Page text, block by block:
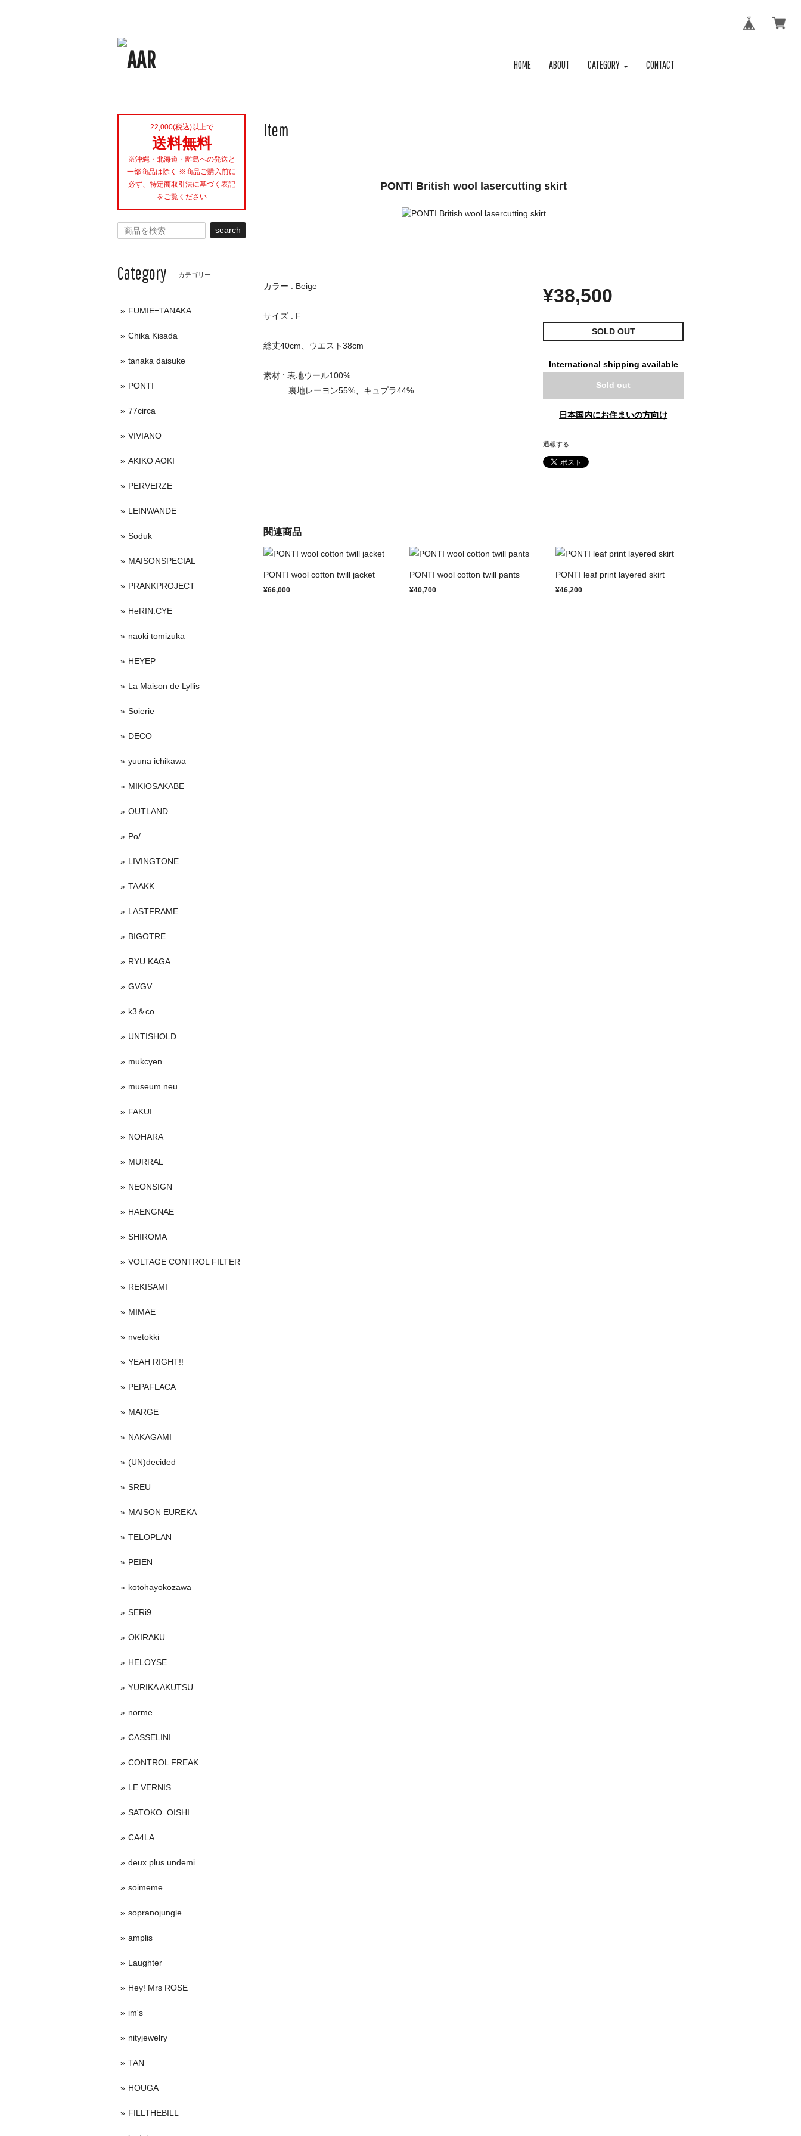
HOME ABOUT CATEGORY CONTACT
Item
PONTI British wool lasercutting skirt
カラー : Beige
サイズ : F
総丈40cm、ウエスト38cm
素材 : 表地ウール100%
裏地レーヨン55%、キュプラ44%
¥38,500
SOLD OUT
International shipping available
Sold out
日本国内にお住まいの方向け
通報する
関連商品
PONTI wool cotton twill jacket
¥66,000
PONTI wool cotton twill pants
¥40,700
PONTI leaf print layered skirt
¥46,200
22,000(税込)以上で
送料無料
※沖縄・北海道・離島への発送と
一部商品は除く ※商品ご購入前に
必ず、特定商取引法に基づく表記
をご覧ください
search
Category カテゴリー
FUMIE=TANAKA
Chika Kisada
tanaka daisuke
PONTI
77circa
VIVIANO
AKIKO AOKI
PERVERZE
LEINWANDE
Soduk
MAISONSPECIAL
PRANKPROJECT
HeRIN.CYE
naoki tomizuka
HEYEP
La Maison de Lyllis
Soierie
DECO
yuuna ichikawa
MIKIOSAKABE
OUTLAND
Po/
LIVINGTONE
TAAKK
LASTFRAME
BIGOTRE
RYU KAGA
GVGV
k3＆co.
UNTISHOLD
mukcyen
museum neu
FAKUI
NOHARA
MURRAL
NEONSIGN
HAENGNAE
SHIROMA
VOLTAGE CONTROL FILTER
REKISAMI
MIMAE
nvetokki
YEAH RIGHT!!
PEPAFLACA
MARGE
NAKAGAMI
(UN)decided
SREU
MAISON EUREKA
TELOPLAN
PEIEN
kotohayokozawa
SERi9
OKIRAKU
HELOYSE
YURIKA AKUTSU
norme
CASSELINI
CONTROL FREAK
LE VERNIS
SATOKO_OISHI
CA4LA
deux plus undemi
soimeme
sopranojungle
amplis
Laughter
Hey! Mrs ROSE
im's
nityjewelry
TAN
HOUGA
FILLTHEBILL